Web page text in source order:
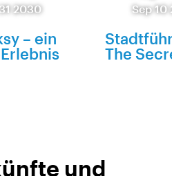
2030
– ein
Sep 10
The
und